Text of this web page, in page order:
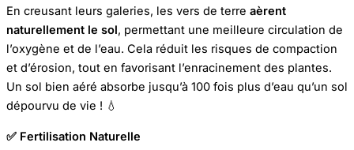
En creusant leurs galeries, les vers de terre aèrent
naturellement le sol, permettant une meilleure circulation de
l’oxygène et de l’eau. Cela réduit les risques de compaction
et d’érosion, tout en favorisant l’enracinement des plantes.
Un sol bien aéré absorbe jusqu’à 100 fois plus d’eau qu’un sol
dépourvu de vie ! 💧
✅ Fertilisation Naturelle